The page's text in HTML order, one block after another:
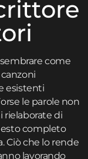
come
esistenti
le parole non
rielaborate di
completo
Ciò che lo rende
lavorando